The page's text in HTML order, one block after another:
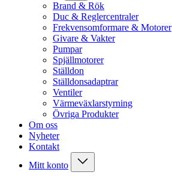
Brand & Rök
Duc & Reglercentraler
Frekvensomformare & Motorer
Givare & Vakter
Pumpar
Spjällmotorer
Ställdon
Ställdonsadaptrar
Ventiler
Värmeväxlarstyrning
Övriga Produkter
Om oss
Nyheter
Kontakt
Mitt konto